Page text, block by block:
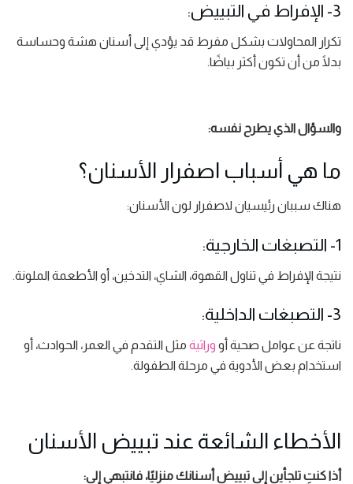
3- الإفراط في التبييض:
تكرار المحاولات بشكل مفرط قد يؤدي إلى أسنان هشة وحساسة
بدلًا من أن تكون أكثر بياضًا.
والسؤال الذي يطرح نفسه:
ما هي أسباب اصفرار الأسنان؟
هناك سببان رئيسيان لاصفرار لون الأسنان:
1- التصبغات الخارجية:
نتيجة الإفراط في تناول القهوة، الشاي، التدخين، أو الأطعمة الملونة.
3- التصبغات الداخلية:
ناتجة عن عوامل صحية أو وراثية مثل التقدم في العمر، الحوادث، أو
استخدام بعض الأدوية في مرحلة الطفولة.
الأخطاء الشائعة عند تبييض الأسنان
أذا كنتِ تلجأين إلى تبييض أسنانك منزليًا، فانتبهي إلى: